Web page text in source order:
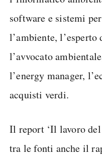
software e sistemi
l’ambiente,
l’avvocato
l’energy manager,
acquisti verdi.
Il report ‘Il lavoro
tra le fonti anche il